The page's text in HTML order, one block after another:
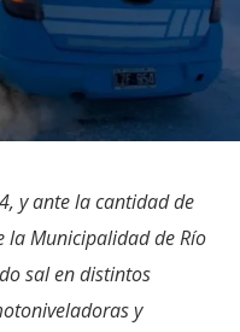
y ante la cantidad de
la Municipalidad de Río
sal en distintos
y